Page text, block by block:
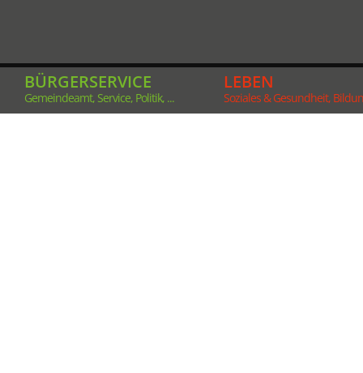
BÜRGERSERVICE
Gemeindeamt, Service, Politik, ...
LEBEN
Soziales & Gesundheit,